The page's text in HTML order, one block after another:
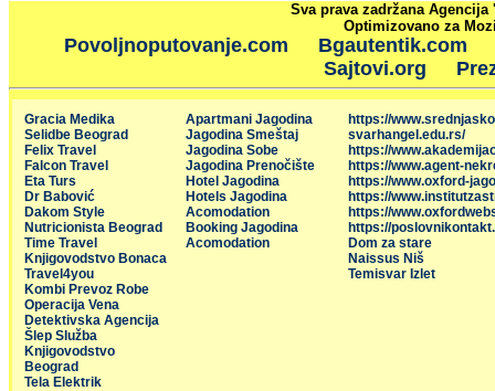
Sva prava zadržana
Optimizovano za
Povoljnoputovanje.com
Bgautentik.com
Sajtovi.org
Gracia Medika
Selidbe Beograd
Felix Travel
Falcon Travel
Eta Turs
Dr Babović
Dakom Style
Nutricionista Beograd
Time Travel
Knjigovodstvo Bonaca
Travel4you
Kombi Prevoz Robe
Operacija Vena
Detektivska Agencija
Šlep Služba
Knjigovodstvo
Beograd
Tela Elektrik
Apartmani Jagodina
Jagodina Smeštaj
Jagodina Sobe
Jagodina Prenočište
Hotel Jagodina
Hotels Jagodina
Acomodation
Booking Jagodina
Acomodation
https://
svarhangel.edu.rs/
https://
https://www.agent-
https://www.oxford-
https://
https://
https://
Dom za stare
Naissus Niš
Temisvar Izlet